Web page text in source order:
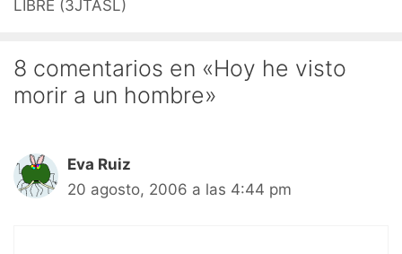
LIBRE (3JTASL)
8 comentarios en «Hoy he visto
morir a un hombre»
Eva Ruiz
20 agosto, 2006 a las 4:44 pm